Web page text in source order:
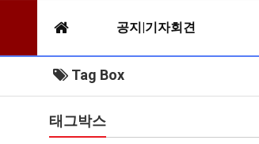
공지|기자회견
Tag Box
태그박스